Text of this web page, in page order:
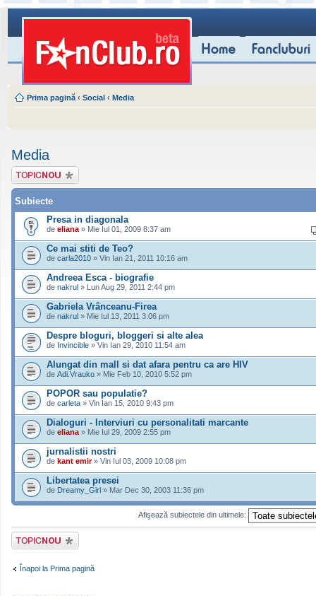
Prima pagină ‹ Social ‹ Media
Media
Scrie un subiect
nou
Subiecte
Presa in diagonala
de eliana » Mie Iul 01, 2009 8:37 am
Ce mai stiti de Teo?
de carla2010 » Vin Ian 21, 2011 10:16 am
Andreea Esca - biografie
de nakrul » Lun Aug 29, 2011 2:44 pm
Gabriela Vrânceanu-Firea
de nakrul » Mie Iul 13, 2011 3:06 pm
Despre bloguri, bloggeri si alte alea
de Invincible » Vin Ian 29, 2010 11:54 am
Alungat din mall si dat afara pentru ca are HIV
de Adi.Vrauko » Mie Feb 10, 2010 5:52 pm
POPOR sau populatie?
de carleta » Vin Ian 15, 2010 9:43 pm
Dialoguri - Interviuri cu personalitati marcante
de eliana » Mie Iul 29, 2009 2:55 pm
jurnalistii nostri
de kant emir» Vin Iul 03, 2009 10:08 pm
Libertatea presei
de Dreamy_Girl » Mar Dec 30, 2003 11:36 pm
Afişează subiectele din ultimele:
Scrie un subiect
nou
Înapoi la Prima pagină